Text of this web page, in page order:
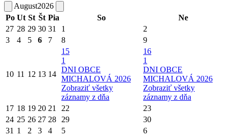
August2026
Po Ut St Št Pia So
Ne
27 28 29 30 31 1
2
3
4 5 6 7 8 9
10 11 12 13 14
15
1
DNI OBCE
MICHALOVÁ 2026
Zobraziť všetky
záznamy z dňa
16
1
DNI OBCE
MICHALOVÁ 2026
Zobraziť všetky
záznamy z dňa
17 18 19 20 21 22
23
24 25 26 27 28 29
30
31 1 2 3 4 5 6